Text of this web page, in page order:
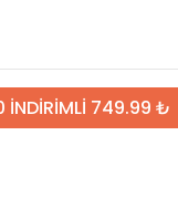
İNDİRİMLİ 749.99 ₺